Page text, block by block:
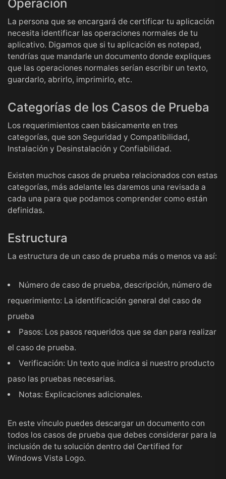
Operación
La persona que se encargará de certificar tu aplicación
necesita identificar las operaciones normales de tu
aplicativo. Digamos que si tu aplicación es notepad,
tendrías que mandarle un documento donde expliques
que las operaciones normales serían escribir un texto,
guardarlo, abrirlo, imprimirlo, etc.
Categorías de los Casos de Prueba
Los requerimientos caen básicamente en tres
categorías, que son Seguridad y Compatibilidad,
Instalación y Desinstalación y Confiabilidad.
Existen muchos casos de prueba relacionados con estas
categorías, más adelante les daremos una revisada a
cada una para que podamos comprender como están
definidas.
Estructura
La estructura de un caso de prueba más o menos va así:
Número de caso de prueba, descripción, número de
requerimiento: La identificación general del caso de
prueba
Pasos: Los pasos requeridos que se dan para realizar
el caso de prueba.
Verificación: Un texto que indica si nuestro producto
paso las pruebas necesarias.
Notas: Explicaciones adicionales.
En este vínculo puedes descargar un documento con
todos los casos de prueba que debes considerar para la
inclusión de tu solución dentro del Certified for
Windows Vista Logo.